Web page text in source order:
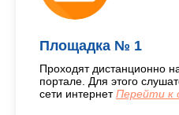
Площадка № 1
Проходят дистанционно
портале. Для этого
сети интернетПерейти к